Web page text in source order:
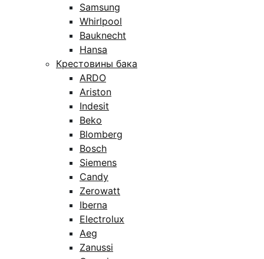
Samsung
Whirlpool
Bauknecht
Hansa
Крестовины бака
ARDO
Ariston
Indesit
Beko
Blomberg
Bosch
Siemens
Candy
Zerowatt
Iberna
Electrolux
Aeg
Zanussi